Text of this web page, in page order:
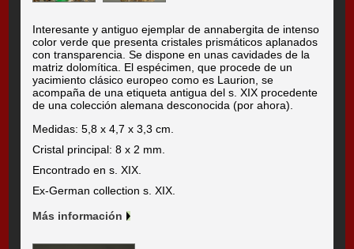
Interesante y antiguo ejemplar de annabergita de intenso
color verde que presenta cristales prismáticos aplanados
con transparencia. Se dispone en unas cavidades de la
matriz dolomítica. El espécimen, que procede de un
yacimiento clásico europeo como es Laurion, se
acompaña de una etiqueta antigua del s. XIX procedente
de una colección alemana desconocida (por ahora).
Medidas: 5,8 x 4,7 x 3,3 cm.
Cristal principal: 8 x 2 mm.
Encontrado en s. XIX.
Ex-German collection s. XIX.
Más información